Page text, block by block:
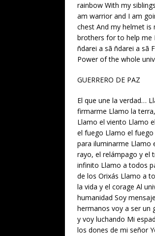
rainbow With my
am warrior and I am
chest And my helmet is
brothers for to help me
ñdarei a sã ñdarei a sã
Power of the whole
GUERRERO DE PAZ
El que une la verdad…
firmarme Llamo la
Llamo el viento Llamo
el fuego Llamo el
para iluminarme Llamo
rayo, el relámpago y el
infinito Llamo a todos
de los Orixás Llamo a
la vida y el corage Al
humanidad Soy
hermanos voy a ser un
y voy luchando Mi
los dones de mi señor